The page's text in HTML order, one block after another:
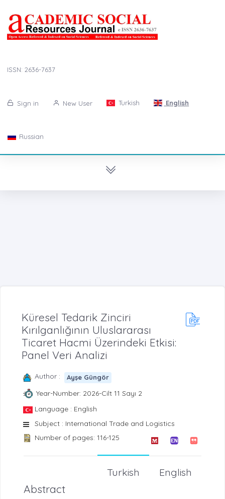
ISSN: 2636-7637
Sign in New User Turkish English
Russian
Küresel Tedarik Zinciri
Kırılganlığının Uluslararası
Ticaret Hacmi Üzerindeki Etkisi:
Panel Veri Analizi
Author : Ayşe Güngör
Year-Number: 2026-Cilt 11 Sayı 2
Language : English
Subject : International Trade and Logistics
Number of pages: 116-125
English
Turkish
Abstract